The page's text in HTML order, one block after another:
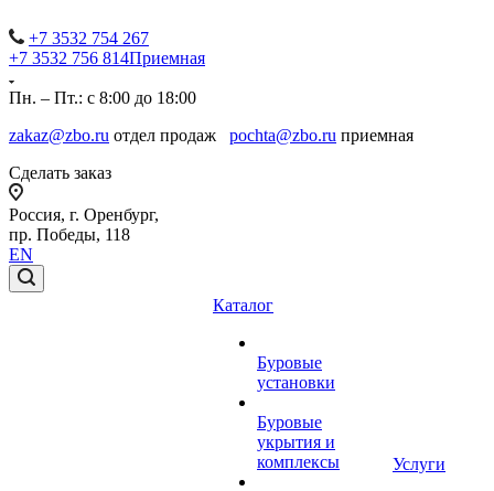
+7 3532 754 267
+7 3532 756 814Приемная
Пн. – Пт.: с 8:00 до 18:00
zakaz@zbo.ru отдел продаж pochta@zbo.ru приемная
Сделать заказ
Россия, г. Оренбург,
пр. Победы, 118
EN
Каталог
Буровые
установки
Буровые
укрытия и
комплексы
Услуги